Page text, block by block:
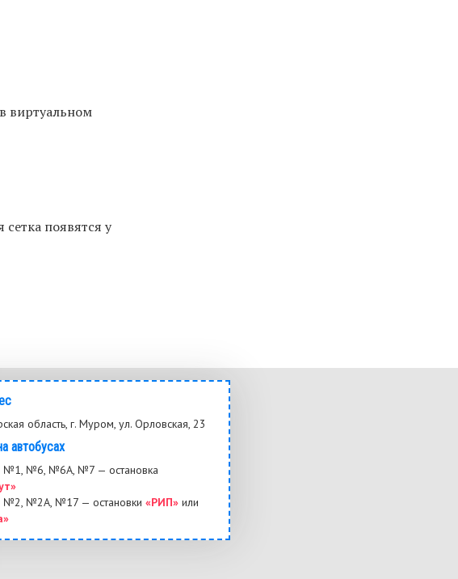
виртуальном
появятся у
область, г. Муром, ул. Орловская, 23
автобусах
№1, №6, №6А, №7 — остановка
№2, №2А, №17 — остановки «РИП»или